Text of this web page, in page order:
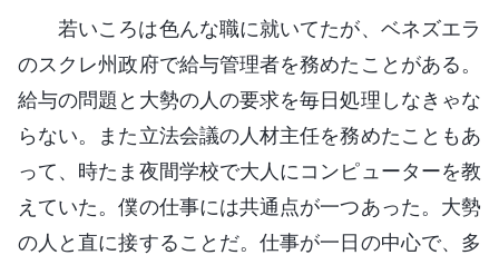
若いころは色んな職に就いてたが、ベネズエラ
のスクレ州政府で給与管理者を務めたことがある。
給与の問題と大勢の人の要求を毎日処理しなきゃな
らない。また立法会議の人材主任を務めたこともあ
って、時たま夜間学校で大人にコンピューターを教
えていた。僕の仕事には共通点が一つあった。大勢
の人と直に接することだ。仕事が一日の中心で、多